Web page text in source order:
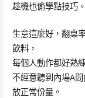
趁機也偷學點技巧。
生意這麼好，翻桌
飲料，
每個人動作都好熟
不經意聽到內場A
放正常份量。